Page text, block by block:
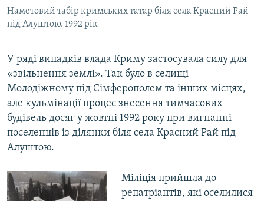
Наметовий табір кримських татар біля села Красний Рай
під Алуштою. 1992 рік
У ряді випадків влада Криму застосувала силу для
«звільнення землі». Так було в селищі
Молодіжному під Сімферополем та інших місцях,
але кульмінації процес знесення тимчасових
будівель досяг у жовтні 1992 року при вигнанні
поселенців із ділянки біля села Красний Рай під
Алуштою.
Міліція прийшла до
репатріантів, які оселилися